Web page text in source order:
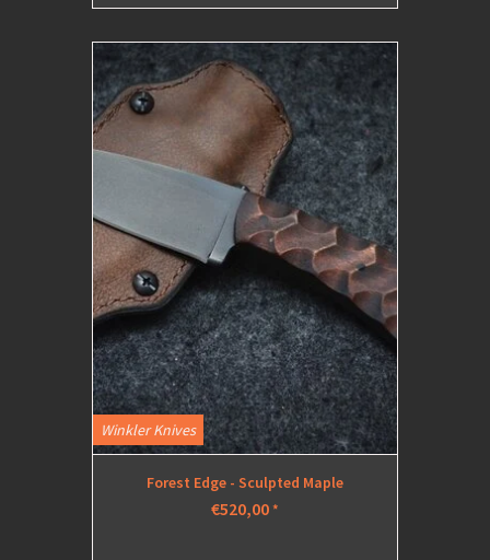
Winkler Knives
Forest Edge - Sculpted Maple
€520,00*